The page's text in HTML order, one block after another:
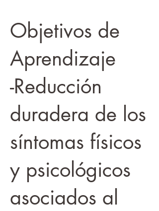
Objetivos de
Aprendizaje
-Reducción
duradera de los
síntomas físicos
y psicológicos
asociados al